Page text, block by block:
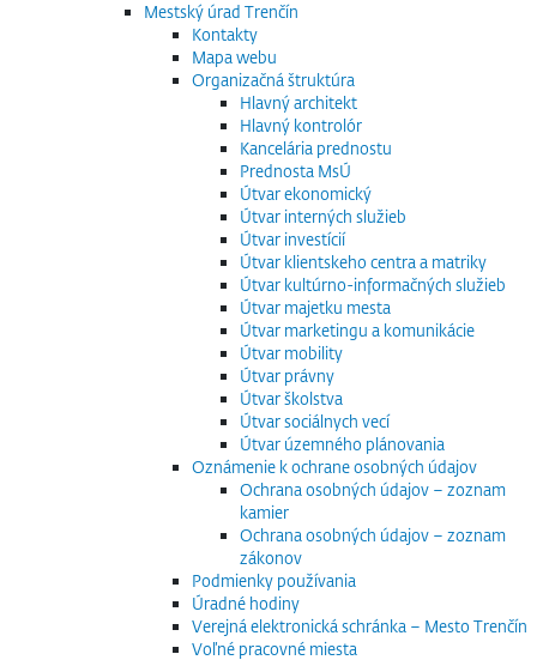
Mestský úrad Trenčín
Kontakty
Mapa webu
Organizačná štruktúra
Hlavný architekt
Hlavný kontrolór
Kancelária prednostu
Prednosta MsÚ
Útvar ekonomický
Útvar interných služieb
Útvar investícií
Útvar klientskeho centra a matriky
Útvar kultúrno-informačných služieb
Útvar majetku mesta
Útvar marketingu a komunikácie
Útvar mobility
Útvar právny
Útvar školstva
Útvar sociálnych vecí
Útvar územného plánovania
Oznámenie k ochrane osobných údajov
Ochrana osobných údajov – zoznam
kamier
Ochrana osobných údajov – zoznam
zákonov
Podmienky používania
Úradné hodiny
Verejná elektronická schránka – Mesto Trenčín
Voľné pracovné miesta